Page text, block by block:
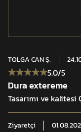
Özellikler:
• CUTEC bakır elyaf
• Kaymayı önleyen
• Güçlendirilmiş
• 26 cm konç
TOLGA CANŞ.
5.0/5
Dura extereme
Tasarımı ve kalitesi
Ziyaretçi